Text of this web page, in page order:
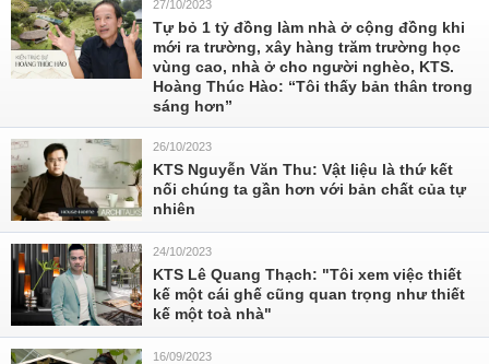
27/10/2023
Tự bỏ 1 tỷ đồng làm nhà ở cộng đồng khi
mới ra trường, xây hàng trăm trường học
vùng cao, nhà ở cho người nghèo, KTS.
Hoàng Thúc Hào: “Tôi thấy bản thân trong
sáng hơn”
26/10/2023
KTS Nguyễn Văn Thu: Vật liệu là thứ kết
nối chúng ta gần hơn với bản chất của tự
nhiên
24/10/2023
KTS Lê Quang Thạch: "Tôi xem việc thiết
kế một cái ghế cũng quan trọng như thiết
kế một toà nhà"
16/09/2023